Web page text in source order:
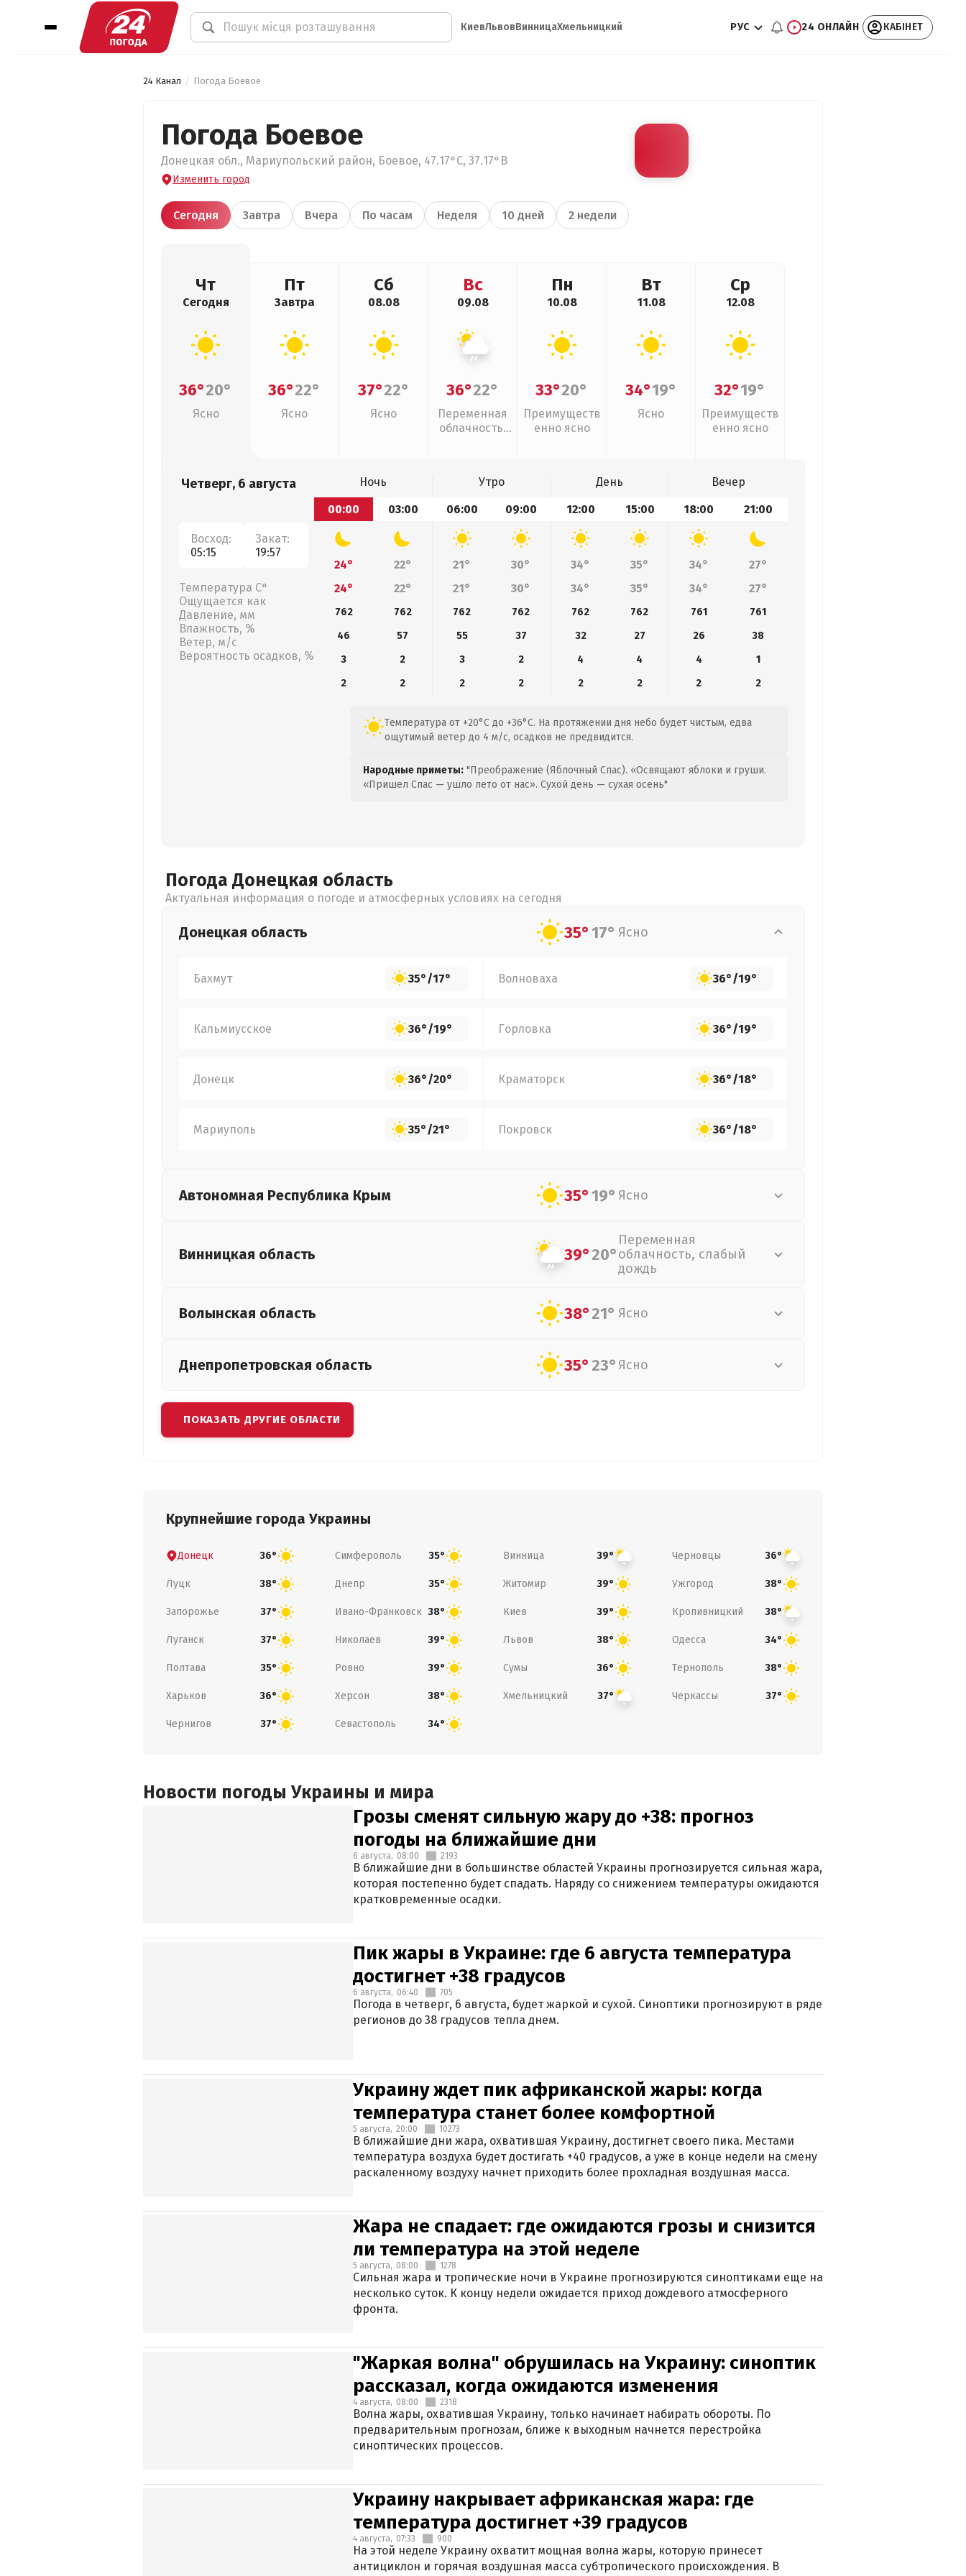
КиевЛьвовВинницаХмельницкий РУС 24 ОНЛАЙН КАБІНЕТ
24 Канал Погода Боевое
Погода Боевое
Донецкая обл., Мариупольский район, Боевое, 47.17°С, 37.17°В
Изменить город
Сегодня Завтра Вчера По часам Неделя 10 дней 2 недели
Чт
Сегодня
36°20°
Ясно
Пт
Завтра
36°22°
Ясно
Сб
08.08
37°22°
Ясно
Вс
09.08
36°22°
Переменная
облачность,
Пн
10.08
33°20°
Преимуществ
енно ясно
Вт
11.08
34°19°
Ясно
Ср
12.08
32°19°
Преимуществ
енно ясно
Четверг, 6 августа
Восход:
05:15
Закат:
19:57
Температура С°
Ощущается как
Давление, мм
Влажность, %
Ветер, м/с
Вероятность осадков, %
Ночь Утро День
Вечер
00:00
03:00 06:00 09:00 12:00 15:00 18:00 21:00
24° 22° 21° 30° 34° 35° 34°
27°
24°
22° 21° 30° 34° 35° 34° 27°
762 762 762 762 762 762 761
761
46
57 55 37 32 27 26
38
3
2 3 2 4 4 4
1
2
2 2 2 2 2 2 2
Температура от +20°C до +36°C. На протяжении дня небо будет чистым, едва
ощутимый ветер до 4 м/с, осадков не предвидится.
Народные приметы: "Преображение (Яблочный Спас). «Освящают яблоки и груши.
«Пришел Спас — ушло лето от нас». Сухой день — сухая осень"
Погода Донецкая область
Актуальная информация о погоде и атмосферных условиях на сегодня
Донецкая область 35°17° Ясно
Бахмут 35°/17° Волноваха 36°/19°
Кальмиусское 36°/19° Горловка 36°/19°
Донецк 36°/20° Краматорск 36°/18°
Мариуполь 35°/21° Покровск 36°/18°
Автономная Республика Крым 35°19° Ясно
Винницкая область 39°20°
Переменная
облачность, слабый
дождь
Волынская область 38°21° Ясно
Днепропетровская область 35°23° Ясно
ПОКАЗАТЬ ДРУГИЕ ОБЛАСТИ
Крупнейшие города Украины
Донецк 36° Симферополь 35° Винница 39° Черновцы 36°
Луцк 38° Днепр 35° Житомир 39° Ужгород 38°
Запорожье 37° Ивано-Франковск 38° Киев 39° Кропивницкий 38°
Луганск 37° Николаев 39° Львов 38° Одесса 34°
Полтава 35° Ровно 39° Сумы 36° Тернополь 38°
Харьков 36° Херсон 38° Хмельницкий 37° Черкассы 37°
Чернигов 37° Севастополь 34°
Новости погоды Украины и мира
Грозы сменят сильную жару до +38: прогноз
погоды на ближайшие дни
6 августа, 08:00 2193
В ближайшие дни в большинстве областей Украины прогнозируется сильная жара,
которая постепенно будет спадать. Наряду со снижением температуры ожидаются
кратковременные осадки.
Пик жары в Украине: где 6 августа температура
достигнет +38 градусов
6 августа, 06:40 705
Погода в четверг, 6 августа, будет жаркой и сухой. Синоптики прогнозируют в ряде
регионов до 38 градусов тепла днем.
Украину ждет пик африканской жары: когда
температура станет более комфортной
5 августа, 20:00 10273
В ближайшие дни жара, охватившая Украину, достигнет своего пика. Местами
температура воздуха будет достигать +40 градусов, а уже в конце недели на смену
раскаленному воздуху начнет приходить более прохладная воздушная масса.
Жара не спадает: где ожидаются грозы и снизится
ли температура на этой неделе
5 августа, 08:00 1278
Сильная жара и тропические ночи в Украине прогнозируются синоптиками еще на
несколько суток. К концу недели ожидается приход дождевого атмосферного
фронта.
"Жаркая волна" обрушилась на Украину: синоптик
рассказал, когда ожидаются изменения
4 августа, 08:00 2318
Волна жары, охватившая Украину, только начинает набирать обороты. По
предварительным прогнозам, ближе к выходным начнется перестройка
синоптических процессов.
Украину накрывает африканская жара: где
температура достигнет +39 градусов
4 августа, 07:33 900
На этой неделе Украину охватит мощная волна жары, которую принесет
антициклон и горячая воздушная масса субтропического происхождения. В